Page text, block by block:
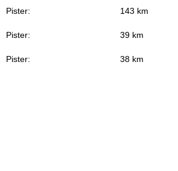
Pister: 143 km
Pister: 39 km
Pister: 38 km